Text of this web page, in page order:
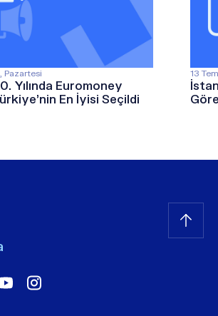
Pazartesi
Yılında Euromoney
Türkiye’nin En İyisi Seçildi
13